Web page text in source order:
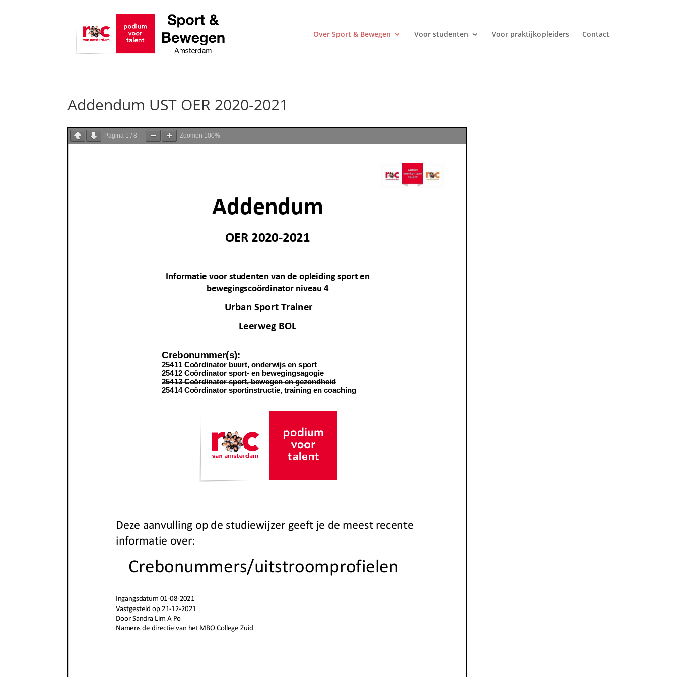
Over Sport & Bewegen Voor studenten Voor praktijkopleiders Contact
Addendum UST OER 2020-2021
Pagina 1 /8 Zoomen 100%